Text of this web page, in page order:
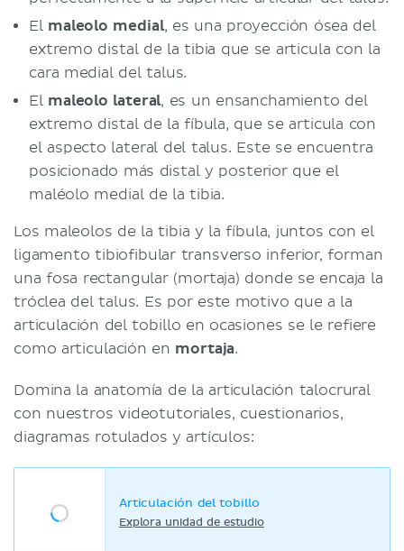
El maleolo medial, es una proyección ósea del
extremo distal de la tibia que se articula con la
cara medial del talus.
El maleolo lateral, es un ensanchamiento del
extremo distal de la fíbula, que se articula con
el aspecto lateral del talus. Este se encuentra
posicionado más distal y posterior que el
maléolo medial de la tibia.
Los maleolos de la tibia y la fíbula, juntos con el
ligamento tibiofibular transverso inferior, forman
una fosa rectangular (mortaja) donde se encaja la
tróclea del talus. Es por este motivo que a la
articulación del tobillo en ocasiones se le refiere
como articulación en mortaja.
Domina la anatomía de la articulación talocrural
con nuestros videotutoriales, cuestionarios,
diagramas rotulados y artículos:
Articulación del tobillo
Explora unidad de estudio